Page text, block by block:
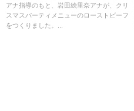
アナ指導のもと、岩田絵里奈アナが、クリ
スマスパーティメニューのローストビーフ
をつくりました。...